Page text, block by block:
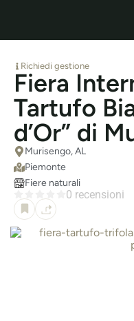
Richiedi gestione
Fiera
Tartufo
d’Or” di
Murisengo, AL
Piemonte
Fiere naturali
0 recensioni